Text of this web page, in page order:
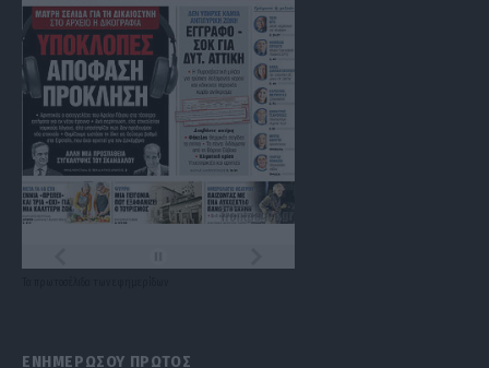
ΕΝΗΜΕΡΩΣΟΥ ΠΡΩΤΟΣ